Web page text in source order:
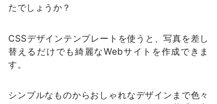
たでしょうか？
CSSデザインテンプレートを使うと、写真を差し
替えるだけでも綺麗なWebサイトを作成できま
す。
シンプルなものからおしゃれなデザインまで色々